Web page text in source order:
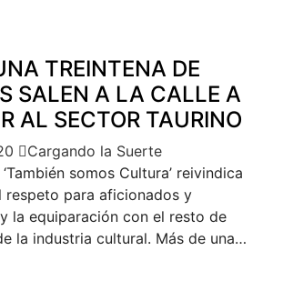
TREINTENA DE
SALEN A LA CALLE A
AL SECTOR TAURINO
Cargando la Suerte
somos Cultura’ reivindica
respeto para aficionados y
la equiparación con el resto de
la industria cultural. Más de una…